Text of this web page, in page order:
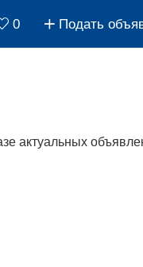
0 Подать
актуальных